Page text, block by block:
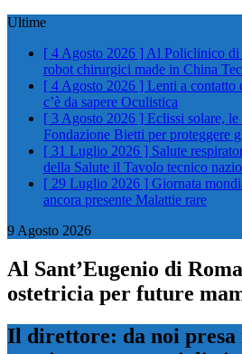
Ultime
[ 4 Agosto 2026 ] Al Policlinico di
robot chirurgici made in China
[ 4 Agosto 2026 ] Lenti a contatto
c’è da sapere Oculistica
[ 3 Agosto 2026 ] Eclissi solare,
Fondazione Bietti per proteggere
[ 31 Luglio 2026 ] Salute
della Salute il Tavolo tecnico
[ 29 Luglio 2026 ] Giornata
ancora presente Malattie rare
9 Agosto 2026
Al Sant’Eugenio di
ostetricia per future
Il direttore: da noi presa